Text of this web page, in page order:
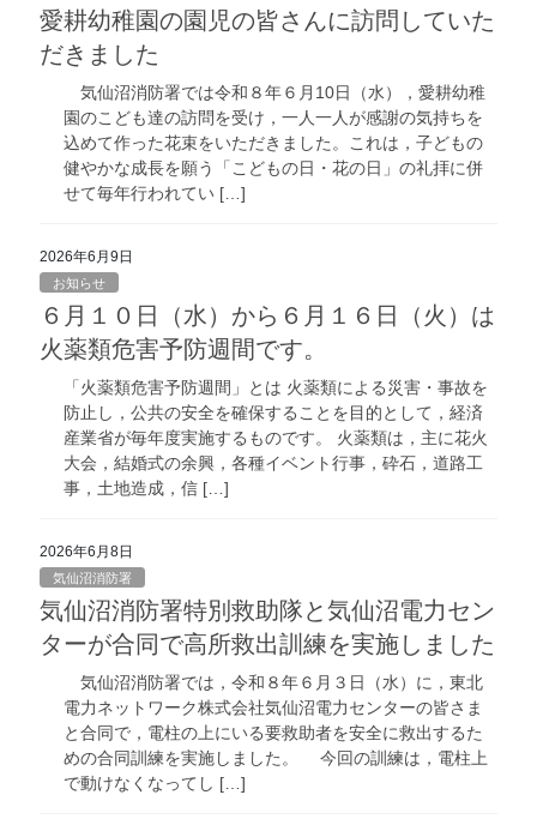
愛耕幼稚園の園児の皆さんに訪問していた
だきました
気仙沼消防署では令和８年６月10日（水），愛耕幼稚
園のこども達の訪問を受け，一人一人が感謝の気持ちを
込めて作った花束をいただきました。これは，子どもの
健やかな成長を願う「こどもの日・花の日」の礼拝に併
せて毎年行われてい […]
2026年6月9日
お知らせ
６月１０日（水）から６月１６日（火）は
火薬類危害予防週間です。
「火薬類危害予防週間」とは 火薬類による災害・事故を
防止し，公共の安全を確保することを目的として，経済
産業省が毎年度実施するものです。 火薬類は，主に花火
大会，結婚式の余興，各種イベント行事，砕石，道路工
事，土地造成，信 […]
2026年6月8日
気仙沼消防署
気仙沼消防署特別救助隊と気仙沼電力セン
ターが合同で高所救出訓練を実施しました
気仙沼消防署では，令和８年６月３日（水）に，東北
電力ネットワーク株式会社気仙沼電力センターの皆さま
と合同で，電柱の上にいる要救助者を安全に救出するた
めの合同訓練を実施しました。 今回の訓練は，電柱上
で動けなくなってし […]